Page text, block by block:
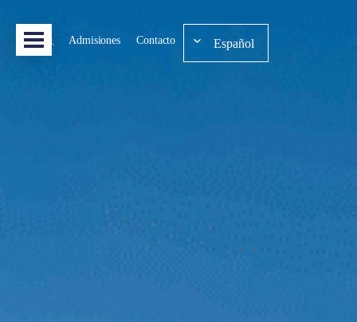
Admisiones Contacto Español